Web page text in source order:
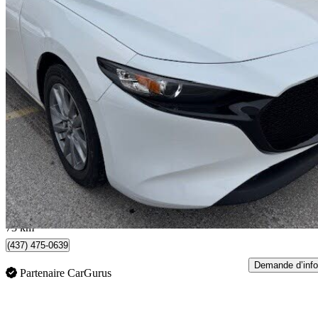
2025 Mazda MAZDA3 Sport
GX FWD1 437 km
19 971 $ Affaire
464 $/mois env.
Toronto, ON
73 km
(437) 475-0639
Partenaire CarGurus
Demande d’info